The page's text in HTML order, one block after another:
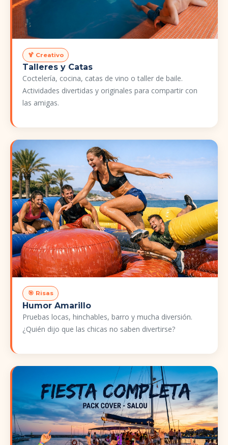
🍹 Creativo
Talleres y Catas
Coctelería, cocina, catas de vino o taller de baile.
Actividades divertidas y originales para compartir con
las amigas.
🎯 Risas
Humor Amarillo
Pruebas locas, hinchables, barro y mucha diversión.
¿Quién dijo que las chicas no saben divertirse?